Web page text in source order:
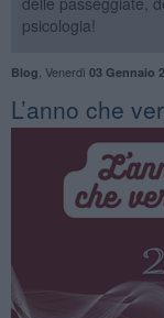
psicologia!
Blog Venerdì 03 Gennaio
​L’anno che